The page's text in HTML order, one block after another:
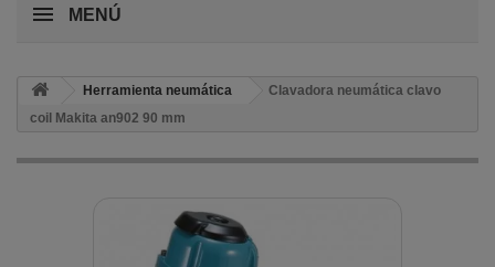
MENÚ
Herramienta neumática
Clavadora neumática clavo
coil Makita an902 90 mm